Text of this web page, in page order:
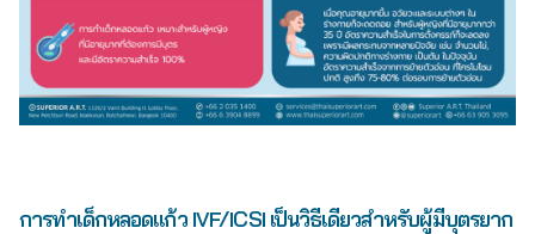
การทำเด็กหลอดแก้ว IVF/ICSI เป็นวิธีเดียวสำหรับผู้มีบุตรยาก